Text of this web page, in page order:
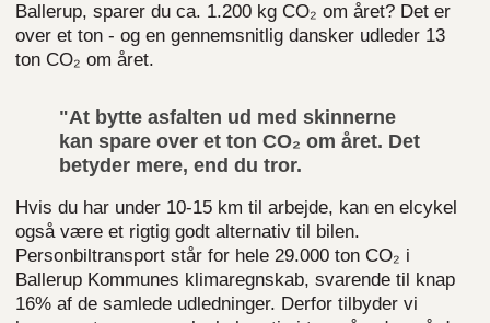
Ballerup, sparer du ca. 1.200 kg CO₂ om året? Det er
over et ton - og en gennemsnitlig dansker udleder 13
ton CO₂ om året.
"At bytte asfalten ud med skinnerne
kan spare over et ton CO₂ om året. Det
betyder mere, end du tror.
Hvis du har under 10-15 km til arbejde, kan en elcykel
også være et rigtig godt alternativ til bilen.
Personbiltransport står for hele 29.000 ton CO₂ i
Ballerup Kommunes klimaregnskab, svarende til knap
16% af de samlede udledninger. Derfor tilbyder vi